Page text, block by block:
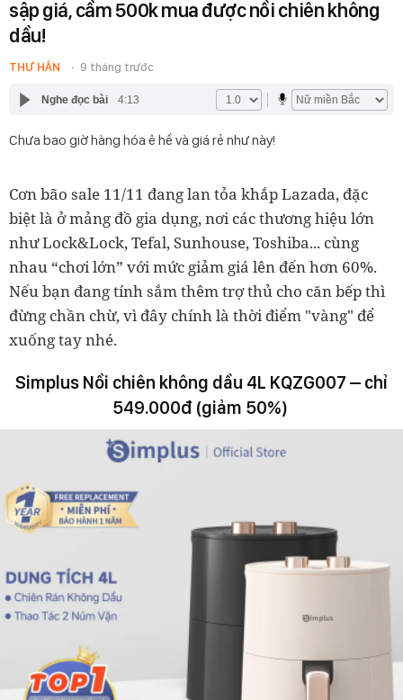
sập giá, cầm 500k mua được nồi chiên không
dầu!
THƯ HÂN 9 tháng trước
Nghe đọc bài 4:13
Chưa bao giờ hàng hóa ê hề và giá rẻ như này!
Cơn bão sale 11/11 đang lan tỏa khắp Lazada, đặc
biệt là ở mảng đồ gia dụng, nơi các thương hiệu lớn
nhưLock&Lock, Tefal, Sunhouse, Toshiba... cùng
nhau “chơi lớn” với mức giảm giá lên đến hơn 60%.
Nếu bạn đang tính sắm thêm trợ thủ cho căn bếp thì
đừng chần chừ, vì đây chính là thời điểm "vàng" để
xuống tay nhé.
Simplus Nồi chiên không dầu 4L KQZG007 – chỉ
549.000đ (giảm 50%)